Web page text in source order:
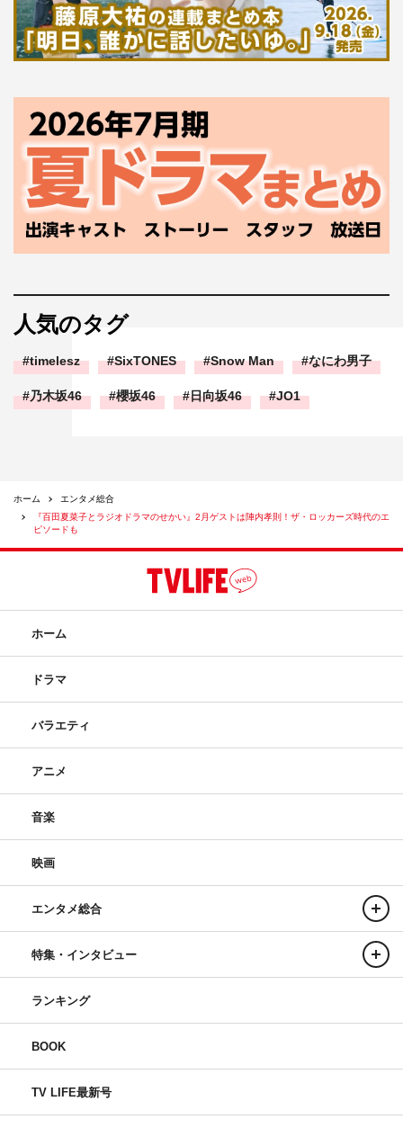
人気のタグ
timelesz SixTONES Snow Man なにわ男子
乃木坂46 櫻坂46 日向坂46 JO1
ホーム
エンタメ総合
『百田夏菜子とラジオドラマのせかい』2月ゲストは陣内孝則！ザ・ロッカーズ時代のエ
ピソードも
ホーム
ドラマ
バラエティ
アニメ
音楽
映画
エンタメ総合
特集・インタビュー
ランキング
BOOK
TV LIFE最新号